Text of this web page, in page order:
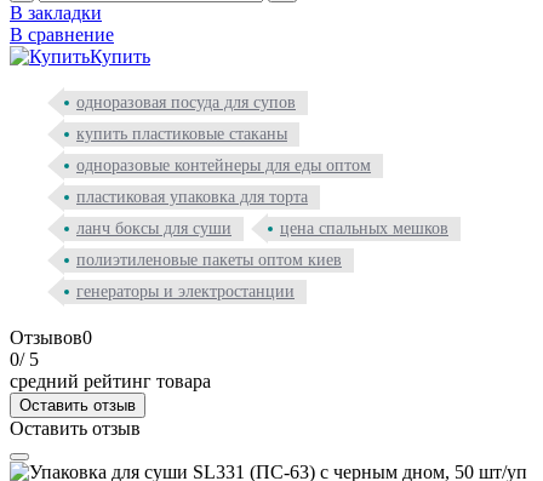
В закладки
В сравнение
Купить
одноразовая посуда для супов
купить пластиковые стаканы
одноразовые контейнеры для еды оптом
пластиковая упаковка для торта
ланч боксы для суши
цена спальных мешков
полиэтиленовые пакеты оптом киев
генераторы и электростанции
Отзывов0
0/ 5
средний рейтинг товара
Оставить отзыв
Оставить отзыв